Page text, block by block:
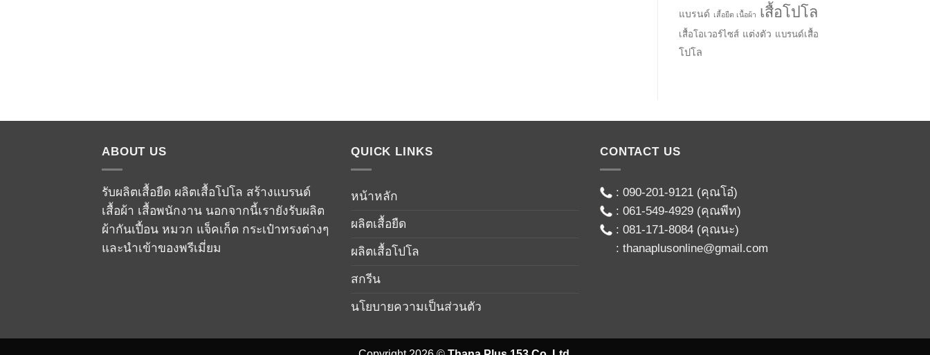
แบรนด์ เสื้อยืด เนื้อผ้า เสื้อโปโล
เสื้อโอเวอร์ไซส์ แต่งตัว แบรนด์เสื้อ
โปโล
ABOUT US
รับผลิตเสื้อยืด ผลิตเสื้อโปโล สร้างแบรนด์
เสื้อผ้า เสื้อพนักงาน นอกจากนี้เรายังรับผลิต
ผ้ากันเปื้อน หมวก แจ็คเก็ต กระเป๋าทรงต่างๆ
และนำเข้าของพรีเมี่ยม
QUICK LINKS
หน้าหลัก
ผลิตเสื้อยืด
ผลิตเสื้อโปโล
สกรีน
นโยบายความเป็นส่วนตัว
CONTACT US
: 090-201-9121(คุณโอ๋)
: 061-549-4929(คุณพีท)
: 081-171-8084(คุณนะ)
: thanaplusonline@gmail.com